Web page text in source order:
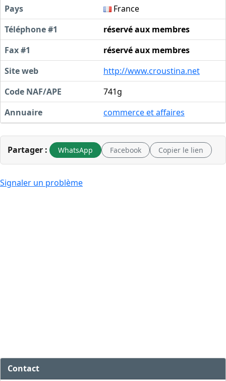
Pays
France
Téléphone #1
réservé aux membres
Fax #1
réservé aux membres
Site web
http://www.croustina.net
Code NAF/APE
741g
Annuaire
commerce et affaires
Partager : WhatsApp Facebook Copier le lien
Signaler un problème
Contact